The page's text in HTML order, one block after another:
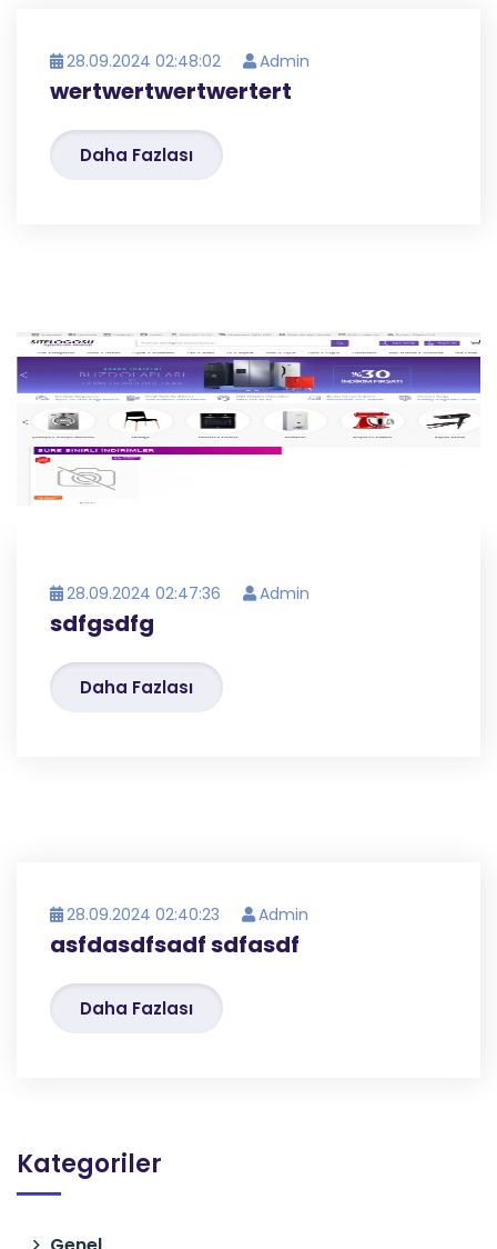
28.09.2024 02:48:02 Admin
wertwertwertwertert
Daha Fazlası
28.09.2024 02:47:36 Admin
sdfgsdfg
Daha Fazlası
28.09.2024 02:40:23 Admin
asfdasdfsadf sdfasdf
Daha Fazlası
Kategoriler